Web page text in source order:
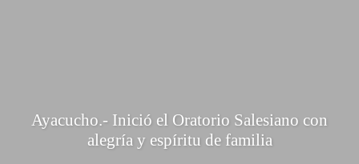
Ayacucho.- Inició el Oratorio Salesiano con
alegría y espíritu de familia